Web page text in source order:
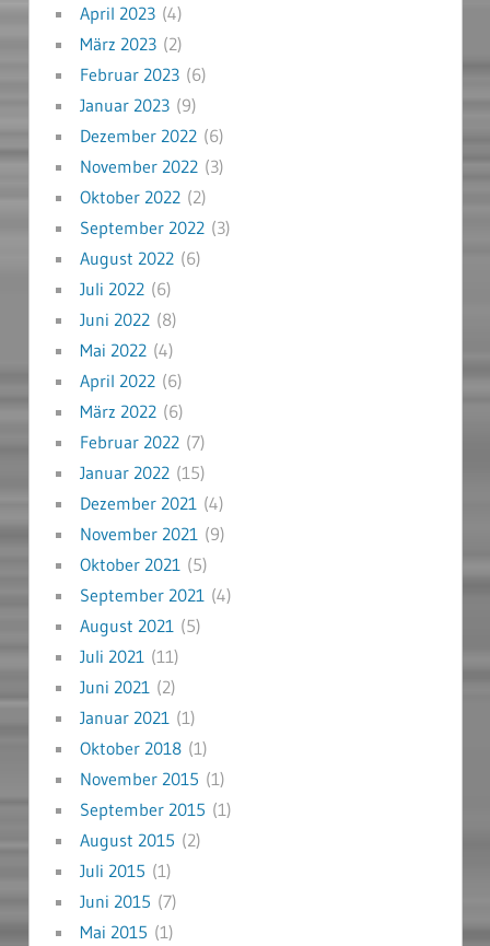
April 2023(4)
März 2023(2)
Februar 2023(6)
Januar 2023(9)
Dezember 2022(6)
November 2022(3)
Oktober 2022(2)
September 2022(3)
August 2022(6)
Juli 2022(6)
Juni 2022(8)
Mai 2022(4)
April 2022(6)
März 2022(6)
Februar 2022(7)
Januar 2022(15)
Dezember 2021(4)
November 2021(9)
Oktober 2021(5)
September 2021(4)
August 2021(5)
Juli 2021(11)
Juni 2021(2)
Januar 2021(1)
Oktober 2018(1)
November 2015 (1)
September 2015 (1)
August 2015 (2)
Juli 2015 (1)
Juni 2015 (7)
Mai 2015 (1)